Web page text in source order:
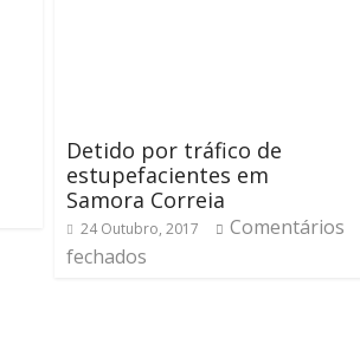
Detido por tráfico de
estupefacientes em
Samora Correia
24 Outubro, 2017
Comentários
fechados